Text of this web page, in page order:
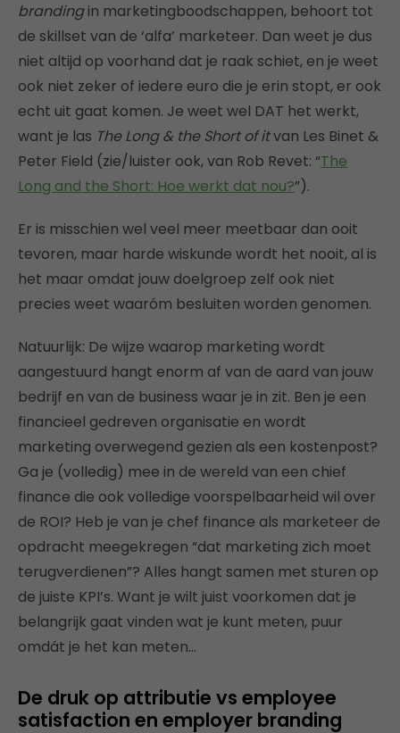
brandingin marketingboodschappen, behoort tot
de skillset van de ‘alfa’ marketeer. Dan weet je dus
niet altijd op voorhand dat je raak schiet, en je weet
ook niet zeker of iedere euro die je erin stopt, er ook
echt uit gaat komen. Je weet wel DAT het werkt,
want je las The Long & the Short of itvan Les Binet &
Peter Field (zie/luister ook, van Rob Revet: “The
Long and the Short: Hoe werkt dat nou?”).
Er is misschien wel veel meer meetbaar dan ooit
tevoren, maar ­­­­harde wiskunde wordt het nooit, al is
het maar omdat jouw doelgroep zelf ook niet
precies weet waaróm besluiten worden genomen.
Natuurlijk: De wijze waarop marketing wordt
aangestuurd hangt enorm af van de aard van jouw
bedrijf en van de business waar je in zit. Ben je een
financieel gedreven organisatie en wordt
marketing overwegend gezien als een kostenpost?
Ga je (volledig) mee in de wereld van een chief
finance die ook volledige voorspelbaarheid wil over
de ROI? Heb je van je chef finance als marketeer de
opdracht meegekregen “dat marketing zich moet
terugverdienen”? Alles hangt samen met sturen op
de juiste KPI’s. Want je wilt juist voorkomen dat je
belangrijk gaat vinden wat je kunt meten, puur
omdát je het kan meten…
De druk op attributie vs employee
satisfaction en employer branding